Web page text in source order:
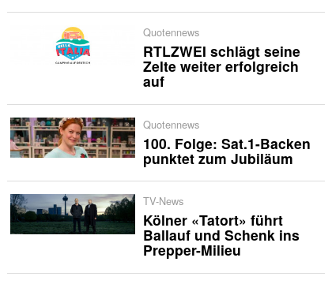
Quotennews
RTLZWEI schlägt seine
Zelte weiter erfolgreich
auf
Quotennews
100. Folge: Sat.1-Backen
punktet zum Jubiläum
TV-News
Kölner «Tatort» führt
Ballauf und Schenk ins
Prepper-Milieu